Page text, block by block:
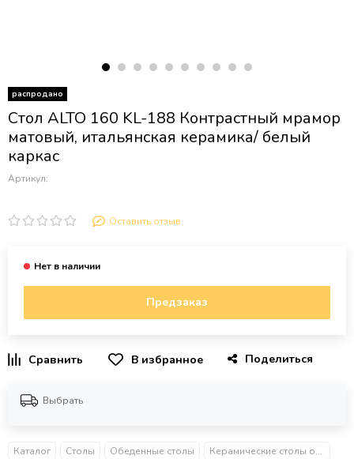
распродано
Стол ALTO 160 KL-188 Контрастный мрамор
матовый, итальянская керамика/ белый
каркас
Артикул:
Оставить отзыв
Предзаказ
В избранное Поделиться
Выбрать
Каталог Столы Обеденные столы
Керамические столы обеденные